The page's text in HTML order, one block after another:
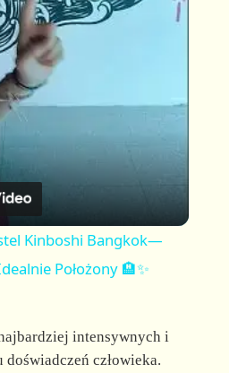
l
a
V
i
e
Kinboshi Bangkok—
Położony 🏨✨
intensywnych i
człowieka.